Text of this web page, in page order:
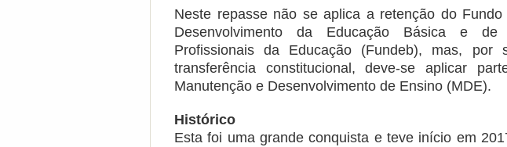
Neste repasse não se aplica a retenção do
Desenvolvimento da Educação Básica e de
Profissionais da Educação (Fundeb), mas, por
transferência constitucional, deve-se aplicar
Manutenção e Desenvolvimento de Ensino (MDE).
Histórico
Esta foi uma grande conquista e teve início em